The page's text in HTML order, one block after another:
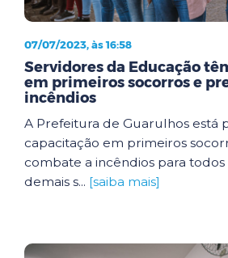
07/07/2023, às 16:58
Servidores da Educação
em primeiros socorros e
incêndios
A Prefeitura de Guarulhos está
capacitação em primeiros
combate a incêndios para todos
demais s... [saiba mais]